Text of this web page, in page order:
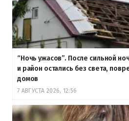
“Ночь ужасов”. После сильной
и район остались без света,
домов
7 АВГУСТА 2026, 12:56